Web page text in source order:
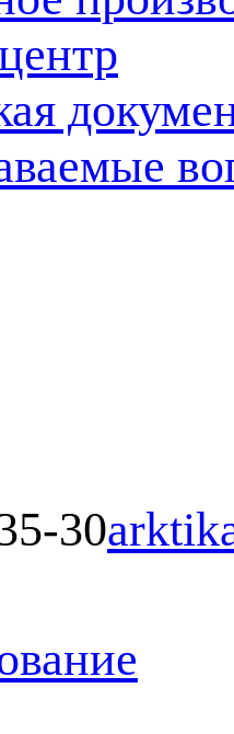
30